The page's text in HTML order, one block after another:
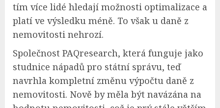
tím více lidé hledají možnosti optimalizace a
platí ve výsledku méně. To však u daně z
nemovitosti nehrozí.
Společnost PAQresearch, která funguje jako
studnice nápadů pro státní správu, teď
navrhla kompletní změnu výpočtu daně z
nemovitosti. Nově by měla být navázána na